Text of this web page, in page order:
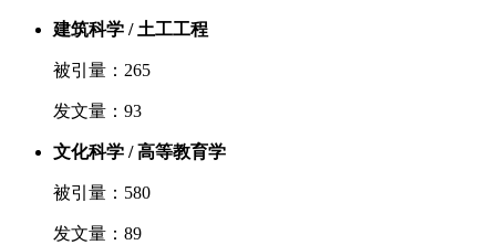
建筑科学 / 土工工程
被引量：265
发文量：93
文化科学 / 高等教育学
被引量：580
发文量：89